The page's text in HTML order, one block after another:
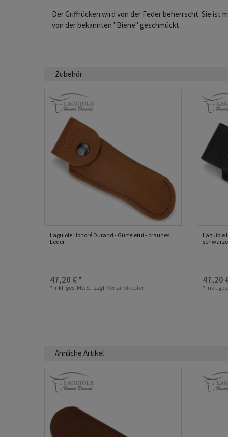
Der Griffrücken wird von der Feder beherrscht. Sie ist
von der bekannten "Biene" geschmückt.
Zubehör
Laguiole Honoré Durand - Gürteletui - braunes
Leder
47,20 € *
* inkl. ges. MwSt. zzgl.Versandkosten
Laguiole
47,20
* inkl.
Ähnliche Artikel